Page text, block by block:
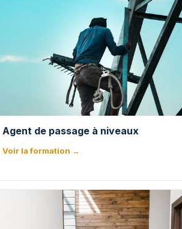
Agent de passage à niveaux
Voir la formation →